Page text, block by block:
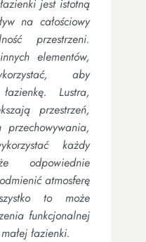
jest istotną
na całościowy
przestrzeni.
elementów,
aby
Lustra,
przestrzeń,
każdy
odpowiednie
atmosferę
to może
funkcjonalnej
łazienki.